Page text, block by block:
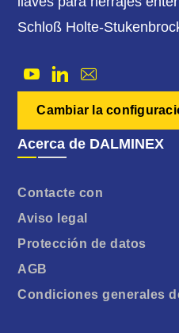
Schloß Holte-
Cambiar la
Acerca de DALMINEX
Contacte con
Aviso legal
Protección de datos
AGB
Condiciones generales